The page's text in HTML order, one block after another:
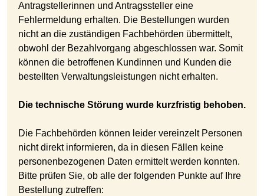
Antragstellerinnen und Antragssteller eine
Fehlermeldung erhalten. Die Bestellungen wurden
nicht an die zuständigen Fachbehörden übermittelt,
obwohl der Bezahlvorgang abgeschlossen war. Somit
können die betroffenen Kundinnen und Kunden die
bestellten Verwaltungsleistungen nicht erhalten.
Die technische Störung wurde kurzfristig behoben.
Die Fachbehörden können leider vereinzelt Personen
nicht direkt informieren, da in diesen Fällen keine
personenbezogenen Daten ermittelt werden konnten.
Bitte prüfen Sie, ob alle der folgenden Punkte auf Ihre
Bestellung zutreffen: